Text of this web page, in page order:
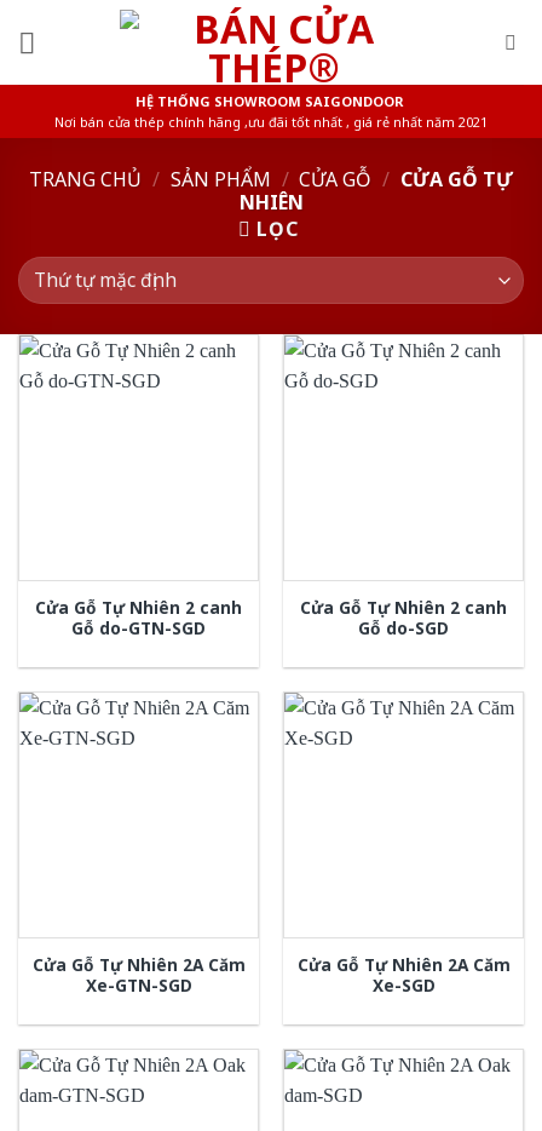
HỆ THỐNG SHOWROOM SAIGONDOOR
Nơi bán cửa thép chính hãng ,ưu đãi tốt nhất , giá rẻ nhất năm 2021
TRANG CHỦ / SẢN PHẨM / CỬA GỖ / CỬA GỖ TỰ
NHIÊN
LỌC
Cửa Gỗ Tự Nhiên 2 canh
Gỗ do-GTN-SGD
Cửa Gỗ Tự Nhiên 2 canh
Gỗ do-SGD
Cửa Gỗ Tự Nhiên 2A Căm
Xe-GTN-SGD
Cửa Gỗ Tự Nhiên 2A Căm
Xe-SGD